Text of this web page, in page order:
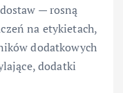
— rosną
na etykietach,
dodatkowych
dodatki